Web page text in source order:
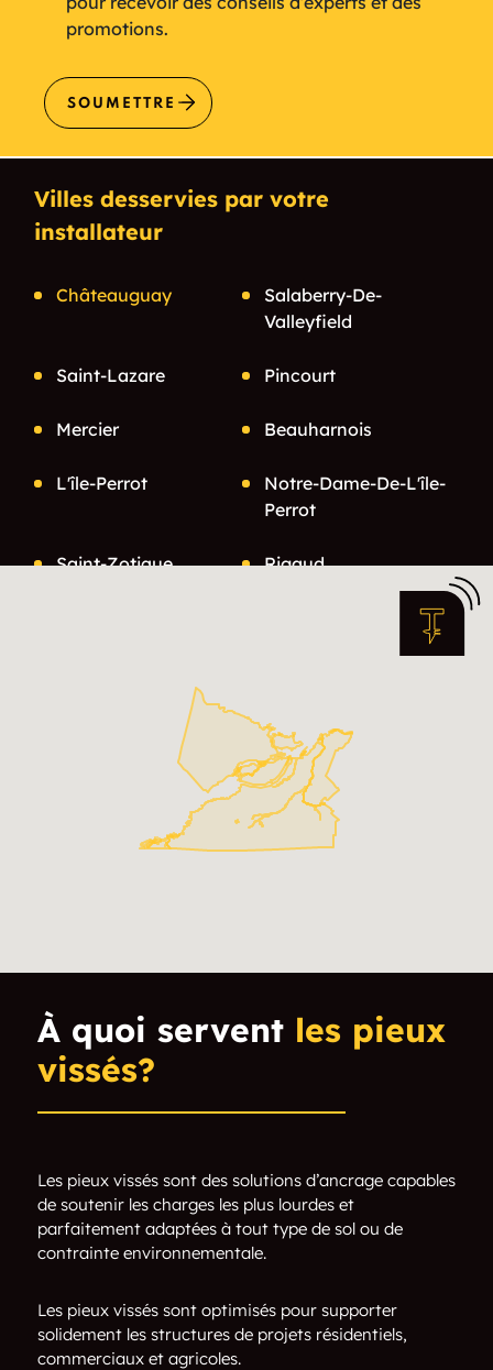
promotions.
SOUMETTRE
Villes desservies par votre
installateur
Châteauguay
Salaberry-De-
Valleyfield
Saint-Lazare Pincourt
Mercier Beauharnois
L'île-Perrot
Notre-Dame-De-L'île-
Perrot
Saint-Zotique Rigaud
Saint-Anicet
Saint-Chrysostome
Saint-Polycarpe Rivière-Beaudette
Kostka
Franklin
Saint-Urbain-
Premier
Sainte-Marthe
Saint-Étienne-De-
Sainte-Justine-De-
Vaudreuil-Dorion
Très-Saint-
À quoi serventles pieux
vissés?
Les pieux vissés sont des solutions d’ancrage capables
de soutenir les charges les plus lourdes et
parfaitement adaptées à tout type de sol ou de
contrainte environnementale.
Les pieux vissés sont optimisés pour supporter
solidement les structures de projets résidentiels,
commerciaux et agricoles.